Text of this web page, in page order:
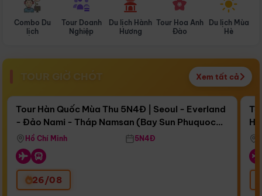
Combo Du
lịch
Tour Doanh
Nghiệp
Du lịch Hành
Hương
Tour Hoa Anh
Đào
Du lịch Mùa
Hè
TOUR GIỜ CHÓT Xem tất cả
Còn17 ngày 14:02:14
Bay Sun Phuquoc Airways
Điểm nổi bật
Tour Hàn Quốc Mùa Thu 5N4Đ | Seoul - Everland
- Đảo Nami - Tháp Namsan (Bay Sun Phuquoc
Airways)
Hồ Chí Minh 5N4Đ
26/08